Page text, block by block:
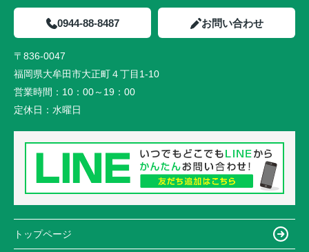
0944-88-8487 お問い合わせ
〒836-0047
福岡県大牟田市大正町４丁目1-10
営業時間： 10：00～19：00
定休日： 水曜日
トップページ